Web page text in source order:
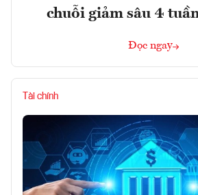
chuỗi giảm sâu 4
Đọc ngay
Tài chính